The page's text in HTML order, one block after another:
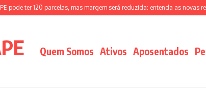
ter 120 parcelas, mas margem será reduzida: entenda as novas regras
Quem Somos Ativos Aposentados